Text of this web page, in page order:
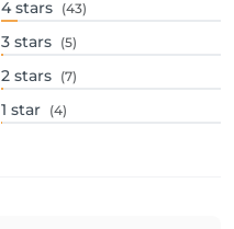
4 stars (43)
3 stars (5)
2 stars (7)
1 star (4)